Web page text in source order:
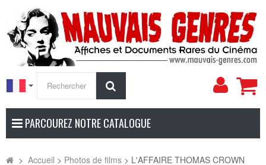
Mon
PARCOUREZ NOTRE CATALOGUE
> Accueil > Photos de films > L'AFFAIRE THOMAS CROWN